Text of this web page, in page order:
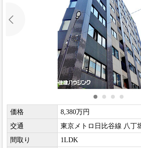
価格
8,380万円
交通
東京メトロ日比谷線 八丁
間取り
1LDK